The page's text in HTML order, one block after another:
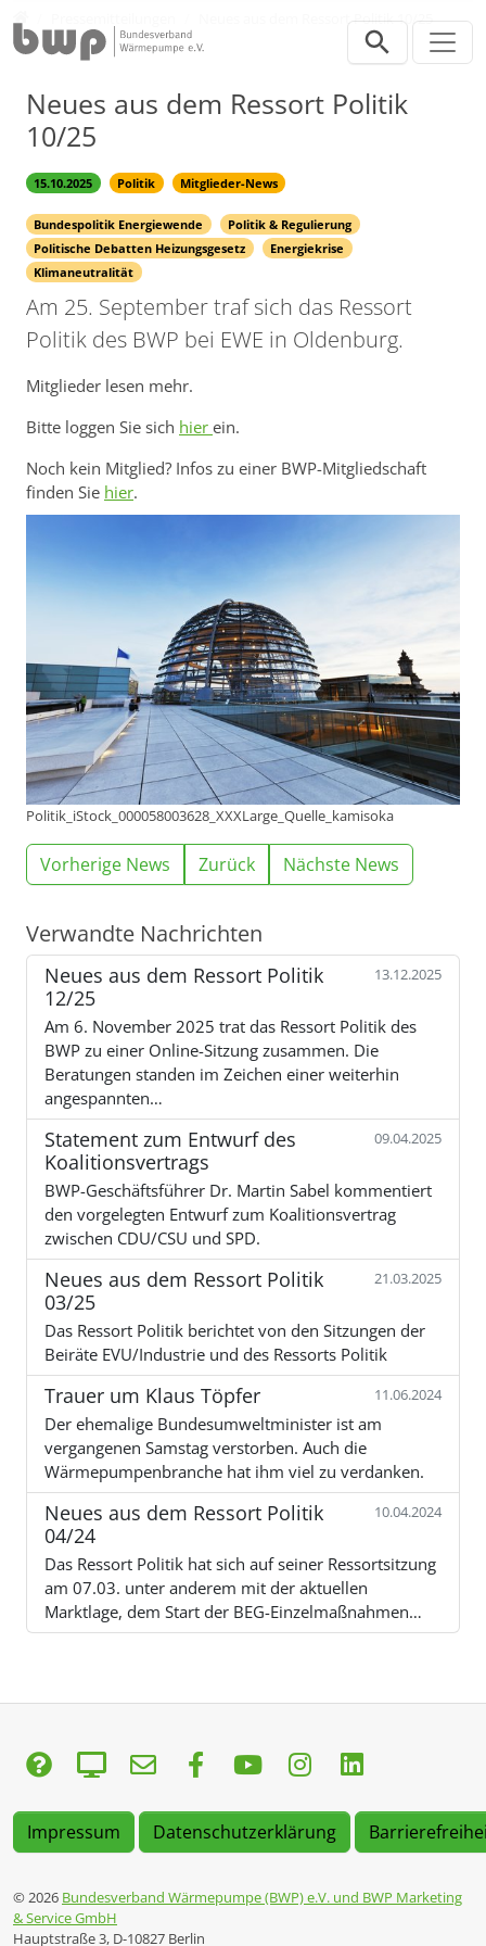
Neues aus dem Ressort Politik 10/25
Neues aus dem Ressort Politik
10/25
15.10.2025 Politik Mitglieder-News
Bundespolitik Energiewende
Politik & Regulierung
Politische Debatten Heizungsgesetz
Energiekrise
Klimaneutralität
Am 25. September traf sich das Ressort
Politik des BWP bei EWE in Oldenburg.
Mitglieder lesen mehr.
Bitte loggen Sie sich hier ein.
Noch kein Mitglied? Infos zu einer BWP-Mitgliedschaft
finden Sie hier.
Politik_iStock_000058003628_XXXLarge_Quelle_kamisoka
Vorherige News Zurück Nächste News
Verwandte Nachrichten
Neues aus dem Ressort Politik
12/25
13.12.2025
Am 6. November 2025 trat das Ressort Politik des
BWP zu einer Online-Sitzung zusammen. Die
Beratungen standen im Zeichen einer weiterhin
angespannten…
Statement zum Entwurf des
Koalitionsvertrags
09.04.2025
BWP-Geschäftsführer Dr. Martin Sabel kommentiert
den vorgelegten Entwurf zum Koalitionsvertrag
zwischen CDU/CSU und SPD.
Neues aus dem Ressort Politik
03/25
21.03.2025
Das Ressort Politik berichtet von den Sitzungen der
Beiräte EVU/Industrie und des Ressorts Politik
Trauer um Klaus Töpfer 11.06.2024
Der ehemalige Bundesumweltminister ist am
vergangenen Samstag verstorben. Auch die
Wärmepumpenbranche hat ihm viel zu verdanken.
Neues aus dem Ressort Politik
04/24
10.04.2024
Das Ressort Politik hat sich auf seiner Ressortsitzung
am 07.03. unter anderem mit der aktuellen
Marktlage, dem Start der BEG-Einzelmaßnahmen…
Impressum Datenschutzerklärung
© 2026 Bundesverband Wärmepumpe (BWP) e.V. und BWP Marketing
& Service GmbH
Hauptstraße 3, D-10827 Berlin